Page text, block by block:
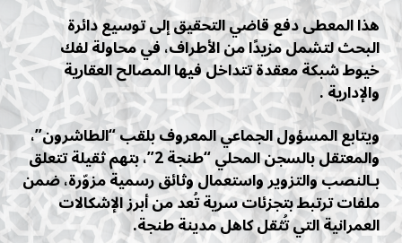
هذا المعطى دفع قاضي التحقيق إلى توسيع دائرة
البحث لتشمل مزيدًا من الأطراف، في محاولة لفك
خيوط شبكة معقدة تتداخل فيها المصالح العقارية
والإدارية .
ويتابع المسؤول الجماعي المعروف بلقب “الطاشرون”،
والمعتقل بالسجن المحلي “طنجة 2”، بتهم ثقيلة تتعلق
بـالنصب والتزوير واستعمال وثائق رسمية مزوّرة، ضمن
ملفات ترتبط بتجزئات سرية تُعد من أبرز الإشكالات
العمرانية التي تُثقل كاهل مدينة طنجة.